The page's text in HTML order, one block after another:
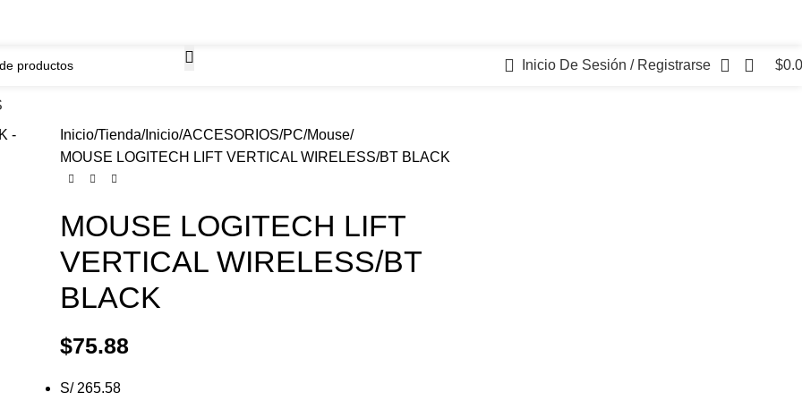
Inicio De Sesión / Registrarse $
Inicio Tienda Inicio ACCESORIOS PC Mouse
MOUSE LOGITECH LIFT VERTICAL WIRELESS/BT BLACK
MOUSE LOGITECH LIFT
VERTICAL WIRELESS/BT
BLACK
$75.88
S/ 265.58